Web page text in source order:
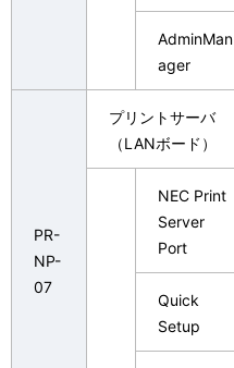
AdminMan
ager
PR-
NP-
07
プリントサーバ
（LANボード）
NEC Print
Server
Port
Quick
Setup